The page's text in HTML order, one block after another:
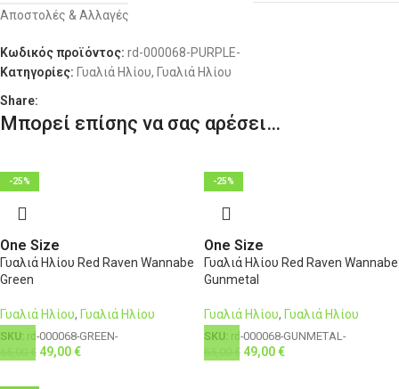
Αποστολές & Αλλαγές
Κωδικός προϊόντος: rd-000068-PURPLE-
Κατηγορίες: Γυαλιά Ηλίου, Γυαλιά Ηλίου
Share:
Μπορεί επίσης να σας αρέσει…
-25%
One Size
Γυαλιά Ηλίου Red Raven Wannabe
Green
Γυαλιά Ηλίου, Γυαλιά Ηλίου
SKU: rd-000068-GREEN-
€ 49,00€
-25%
One Size
Γυαλιά Ηλίου Red Raven Wannabe
Gunmetal
Γυαλιά Ηλίου, Γυαλιά Ηλίου
SKU: rd-000068-GUNMETAL-
€ 49,00€